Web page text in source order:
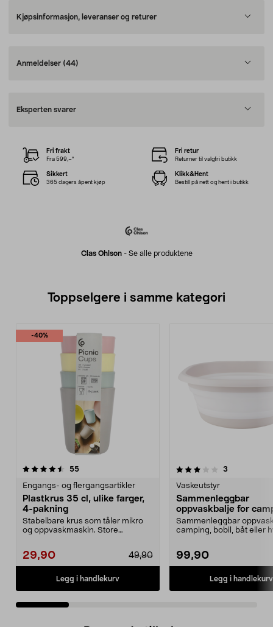
Kjøpsinformasjon, leveranser og returer
Anmeldelser (44)
Eksperten svarer
Clas Ohlson- Se alle produktene
Fri frakt
Fra 599,–*
Fri retur
Returner til valgfri butikk
Sikkert
365 dagers åpent kjøp
Klikk&Hent
Bestill på nett og hent i butikk
Toppselgere i samme kategori
-40%
55anmeldelser
Engangs- og flergangsartikler
Plastkrus 35 cl, ulike farger,
4-pakning
Stabelbare krus som tåler mikro
og oppvaskmaskin. Store
29,90 49,90
Legg i handlekurv
3.5 av 5 stjerner 3
Vaskeutstyr
Sammenleggbar
oppvaskbalje for
liter
Sammenleggbar
camping, bobil, båt eller
99,90
Legg i handlekurv
4.5 av 5 stjerner